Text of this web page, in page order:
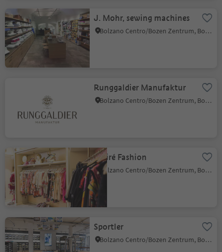
J. Mohr, sewing machines
Bolzano Centro/Bozen Zentrum, Bolzano/Bozen, Bolzano/Bozen and environs
Runggaldier Manufaktur
Bolzano Centro/Bozen Zentrum, Bolzano/Bozen, Bolzano/Bozen and environs
Moiré Fashion
Bolzano Centro/Bozen Zentrum, Bolzano/Bozen, Bolzano/Bozen and environs
Sportler
Bolzano Centro/Bozen Zentrum, Bolzano/Bozen, Bolzano/Bozen and environs